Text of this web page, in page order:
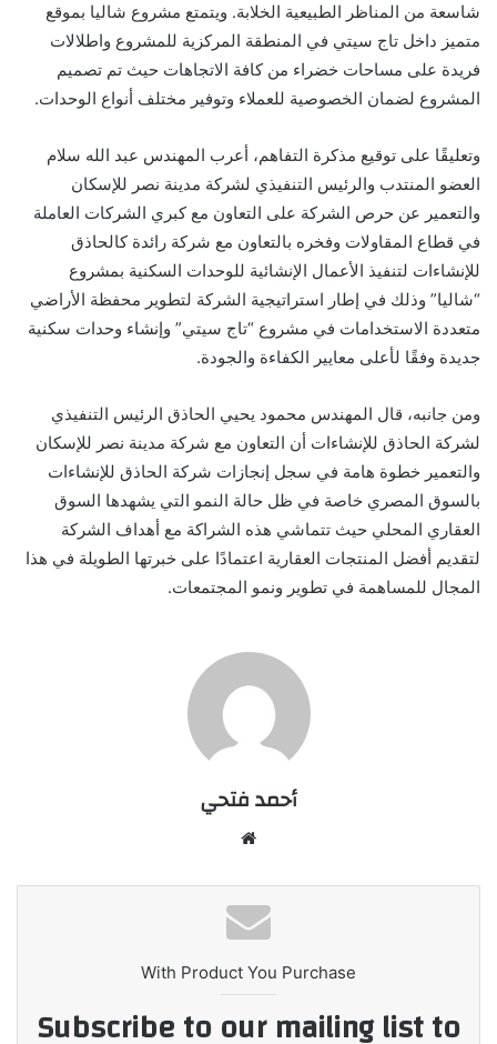
شاسعة من المناظر الطبيعية الخلابة. ويتمتع مشروع شاليا بموقع
متميز داخل تاج سيتي في المنطقة المركزية للمشروع واطلالات
فريدة على مساحات خضراء من كافة الاتجاهات حيث تم تصميم
المشروع لضمان الخصوصية للعملاء وتوفير مختلف أنواع الوحدات.
وتعليقًا على توقيع مذكرة التفاهم، أعرب المهندس عبد الله سلام
العضو المنتدب والرئيس التنفيذي لشركة مدينة نصر للإسكان
والتعمير عن حرص الشركة على التعاون مع كبري الشركات العاملة
في قطاع المقاولات وفخره بالتعاون مع شركة رائدة كالحاذق
للإنشاءات لتنفيذ الأعمال الإنشائية للوحدات السكنية بمشروع
“شاليا” وذلك في إطار استراتيجية الشركة لتطوير محفظة الأراضي
متعددة الاستخدامات في مشروع “تاج سيتي” وإنشاء وحدات سكنية
جديدة وفقًا لأعلى معايير الكفاءة والجودة.
ومن جانبه، قال المهندس محمود يحيي الحاذق الرئيس التنفيذي
لشركة الحاذق للإنشاءات أن التعاون مع شركة مدينة نصر للإسكان
والتعمير خطوة هامة في سجل إنجازات شركة الحاذق للإنشاءات
بالسوق المصري خاصة في ظل حالة النمو التي يشهدها السوق
العقاري المحلي حيث تتماشي هذه الشراكة مع أهداف الشركة
لتقديم أفضل المنتجات العقارية اعتمادًا على خبرتها الطويلة في هذا
المجال للمساهمة في تطوير ونمو المجتمعات.
أحمد فتحي
With Product You Purchase
Subscribe to our mailing list to